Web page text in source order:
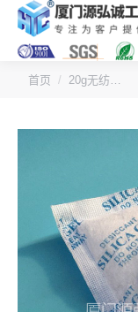
您的位置：
首页 20g无纺…